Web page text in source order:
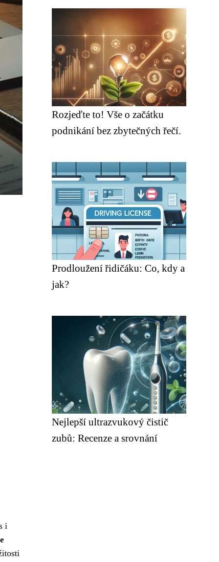
i
Rozjeďte to! Vše o začátku
podnikání bez zbytečných řečí.
Prodloužení řidičáku: Co, kdy a
jak?
Nejlepší ultrazvukový čistič
zubů: Recenze a srovnání